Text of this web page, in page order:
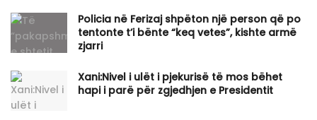
Policia në Ferizaj shpëton një person që po
tentonte t’i bënte “keq vetes”, kishte armë
zjarri
Xani:Nivel i ulët i pjekurisë të mos bëhet
hapi i parë për zgjedhjen e Presidentit